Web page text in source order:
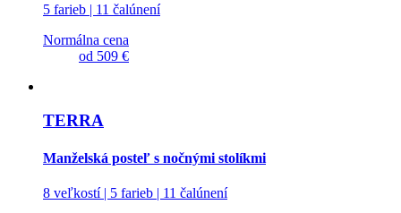
5 farieb | 11 čalúnení
Normálna cena
od 509 €
TERRA
Manželská posteľ s nočnými stolíkmi
8 veľkostí | 5 farieb | 11 čalúnení